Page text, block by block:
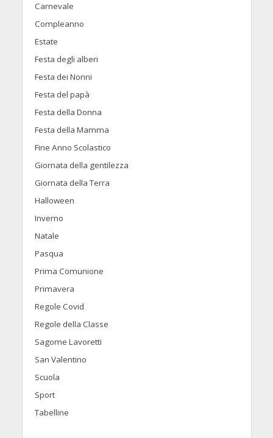
Carnevale
Compleanno
Estate
Festa degli alberi
Festa dei Nonni
Festa del papà
Festa della Donna
Festa della Mamma
Fine Anno Scolastico
Giornata della gentilezza
Giornata della Terra
Halloween
Inverno
Natale
Pasqua
Prima Comunione
Primavera
Regole Covid
Regole della Classe
Sagome Lavoretti
San Valentino
Scuola
Sport
Tabelline